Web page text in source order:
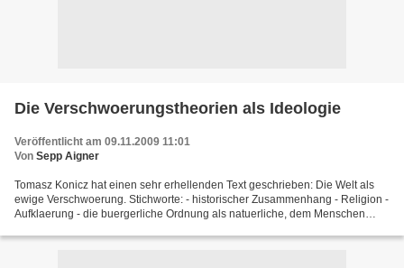
Die Verschwoerungstheorien als Ideologie
Veröffentlicht am 09.11.2009 11:01
Von Sepp Aigner
Tomasz Konicz hat einen sehr erhellenden Text geschrieben: Die Welt als
ewige Verschwoerung. Stichworte: - historischer Zusammenhang - Religion -
Aufklaerung - die buergerliche Ordnung als natuerliche, dem Menschen